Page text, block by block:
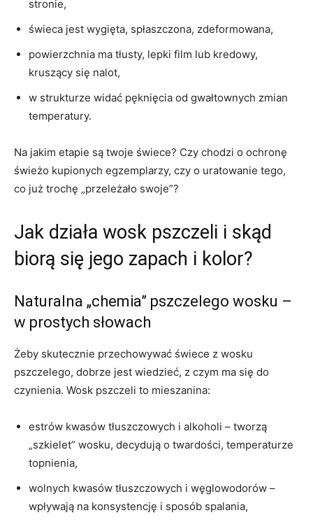
stronie,
świeca jest wygięta, spłaszczona, zdeformowana,
powierzchnia ma tłusty, lepki film lub kredowy,
kruszący się nalot,
w strukturze widać pęknięcia od gwałtownych zmian
temperatury.
Na jakim etapie są twoje świece? Czy chodzi o ochronę
świeżo kupionych egzemplarzy, czy o uratowanie tego,
co już trochę „przeleżało swoje”?
Jak działa wosk pszczeli i skąd
biorą się jego zapach i kolor?
Naturalna „chemia” pszczelego wosku –
w prostych słowach
Żeby skutecznie przechowywać świece z wosku
pszczelego, dobrze jest wiedzieć, z czym ma się do
czynienia. Wosk pszczeli to mieszanina:
estrów kwasów tłuszczowych i alkoholi – tworzą
„szkielet” wosku, decydują o twardości, temperaturze
topnienia,
wolnych kwasów tłuszczowych i węglowodorów –
wpływają na konsystencję i sposób spalania,